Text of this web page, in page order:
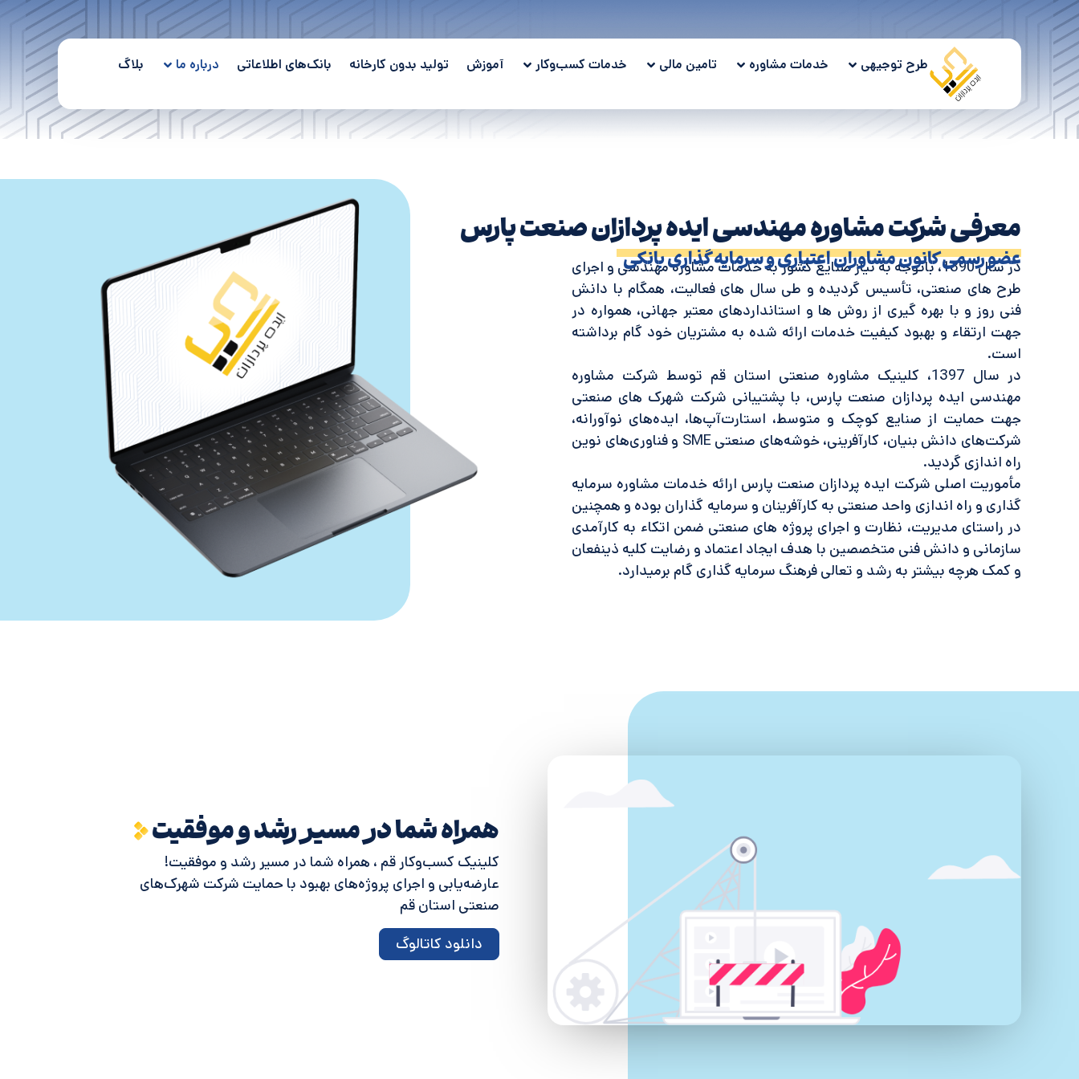
طرح توجیهی خدمات مشاوره تامین مالی خدمات کسب‌وکار آموزش تولید بدون کارخانه بانک‌های اطلاعاتی درباره ما بلاگ
معرفی شرکت مشاوره مهندسی ایده پردازان صنعت پارس
عضو رسمی کانون مشاوران اعتباری و سرمایه گذاری بانکی
در سال 1390، باتوجه به نیاز صنایع کشور به خدمات مشاوره مهندسی و اجرای
طرح های صنعتی، تأسیس گردیده و طی سال های فعالیت، همگام با دانش
فنی روز و با بهره گیری از روش ها و استاندارد‌های معتبر جهانی، همواره در
جهت ارتقاء و بهبود کیفیت خدمات ارائه شده به مشتریان خود گام برداشته
است.
در سال 1397، کلینیک مشاوره صنعتی استان قم توسط شرکت مشاوره
مهندسی ایده پردازان صنعت پارس، با پشتیبانی شرکت شهرک های صنعتی
جهت حمایت از صنایع کوچک و متوسط، استارت‌آپ‌ها، ایده‌های نوآورانه،
شرکت‌های دانش بنیان، کارآفرینی، خوشه‌های صنعتی SME و فناوری‌های نوین
راه اندازی گردید.
مأموریت اصلی شرکت ایده پردازان صنعت پارس ارائه خدمات مشاوره سرمایه
گذاری و راه اندازی واحد صنعتی به کارآفرینان و سرمایه گذاران بوده و همچنین
در راستای مدیریت، نظارت و اجرای پروژه های صنعتی ضمن اتکاء به کارآمدی
سازمانی و دانش فنی متخصصین با هدف ایجاد اعتماد و رضایت کلیه ذینفعان
و کمک هرچه بیشتر به رشد و تعالی فرهنگ سرمایه گذاری گام برمیدارد.
همراه شما در مسیر رشد و موفقیت
کلینیک کسب‌وکار قم ، همراه شما در مسیر رشد و موفقیت!
عارضه‌یابی و اجرای پروژه‌های بهبود با حمایت شرکت شهرک‌های
صنعتی استان قم
دانلود کاتالوگ